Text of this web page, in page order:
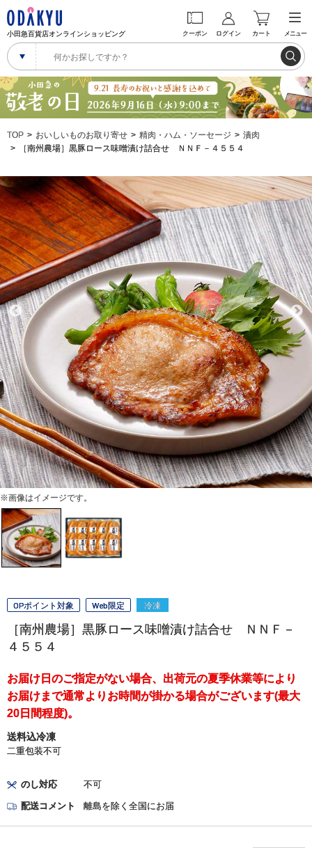
小田急百貨店オンラインショッピング クーポン ログイン カート メニュー
TOP おいしいものお取り寄せ 精肉・ハム・ソーセージ
漬肉
［南州農場］黒豚ロース味噌漬け詰合せ ＮＮＦ－４５５４
※画像はイメージです。
OPポイント対象 Web限定 冷凍
［南州農場］黒豚ロース味噌漬け詰合せ ＮＮＦ－
４５５４
お届け日のご指定がない場合、出荷元の夏季休業等により
お届けまで通常よりお時間が掛かる場合がございます(最大
20日間程度)。
送料込冷凍
二重包装不可
のし対応 不可
配送コメント 離島を除く全国にお届